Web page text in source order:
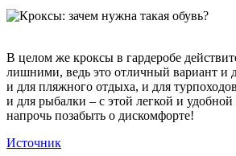
В целом же кроксы в гардеробе
лишними, ведь это отличный вариант и
и для пляжного отдыха, и для
и для рыбалки – с этой легкой и
напрочь позабыть о дискомфорте!
Источник